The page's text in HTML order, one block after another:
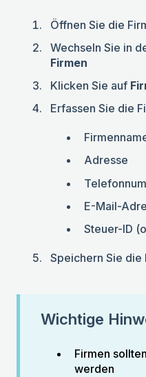
Öffnen Sie die
Wechseln Sie in
Firmen
Klicken Sie auf
Erfassen Sie die
Adresse
E-Mail-
Steuer-ID
Speichern Sie die
Wichtige
Firmen
werden